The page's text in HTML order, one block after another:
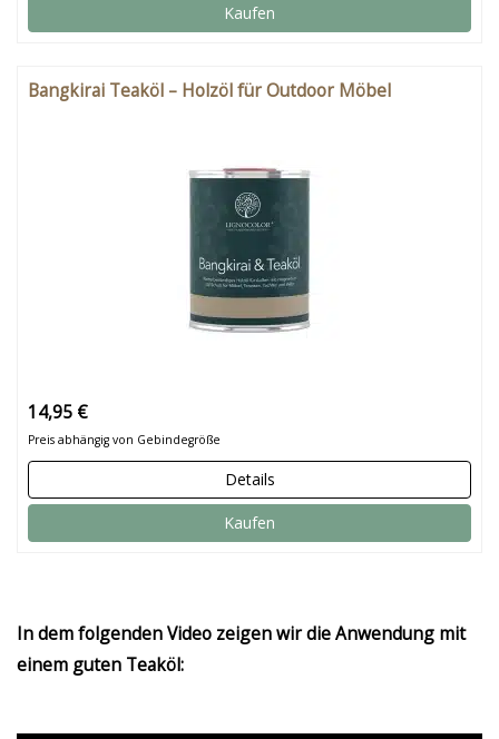
Kaufen
Bangkirai Teaköl – Holzöl für Outdoor Möbel
14,95 €
Preis abhängig von Gebindegröße
Details
Kaufen
In dem folgenden Video zeigen wir die Anwendung mit
einem guten Teaköl: